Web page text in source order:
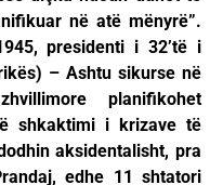
në atë mënyrë”.
presidenti i 32’të i
– Ashtu sikurse në
planifikohet
shkaktimi i krizave të
aksidentalisht, pra
edhe 11 shtatori